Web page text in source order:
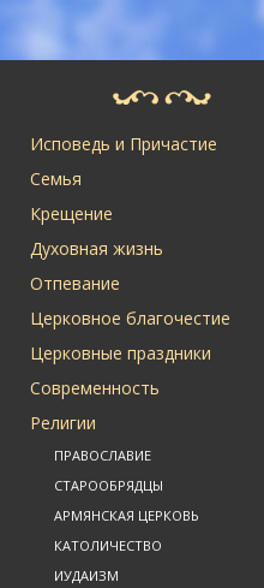
Исповедь и Причастие
Семья
Крещение
Духовная жизнь
Отпевание
Церковное благочестие
Церковные праздники
Современность
Религии
ПРАВОСЛАВИЕ
СТАРООБРЯДЦЫ
АРМЯНСКАЯ ЦЕРКОВЬ
КАТОЛИЧЕСТВО
ИУДАИЗМ